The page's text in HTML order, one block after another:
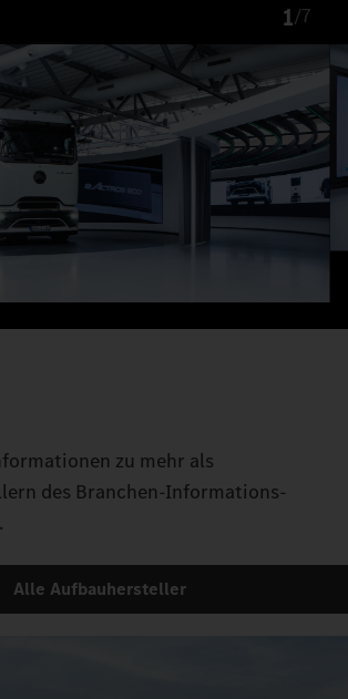
1/7
zu mehr als
des Branchen-Informations-
Alle Aufbauhersteller